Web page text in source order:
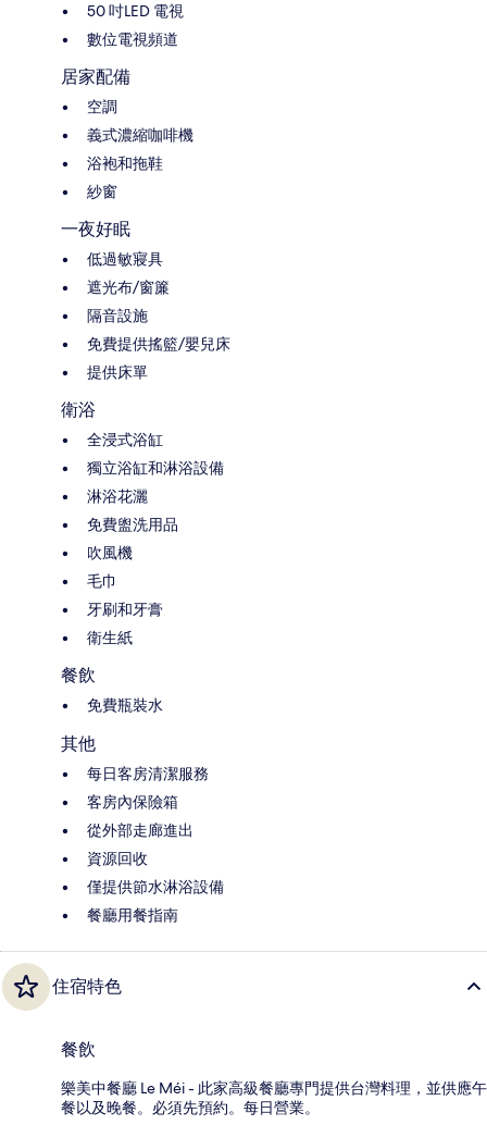
50 吋LED 電視
數位電視頻道
居家配備
空調
義式濃縮咖啡機
浴袍和拖鞋
紗窗
一夜好眠
低過敏寢具
遮光布/窗簾
隔音設施
免費提供搖籃/嬰兒床
提供床單
衛浴
全浸式浴缸
獨立浴缸和淋浴設備
淋浴花灑
免費盥洗用品
吹風機
毛巾
牙刷和牙膏
衛生紙
餐飲
免費瓶裝水
其他
每日客房清潔服務
客房內保險箱
從外部走廊進出
資源回收
僅提供節水淋浴設備
餐廳用餐指南
住宿特色
餐飲
樂美中餐廳 Le Méi - 此家高級餐廳專門提供台灣料理，並供應午
餐以及晚餐。必須先預約。每日營業。